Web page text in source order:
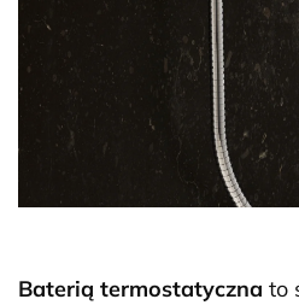
Baterią termostatyczna to